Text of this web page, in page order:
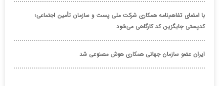
با امضای تفاهم‌نامه همکاری شرکت ملی پست و سازمان تأمین اجتماعی؛
کدپستی جایگزین کد کارگاهی می‌شود
ایران عضو سازمان جهانی همکاری هوش مصنوعی شد